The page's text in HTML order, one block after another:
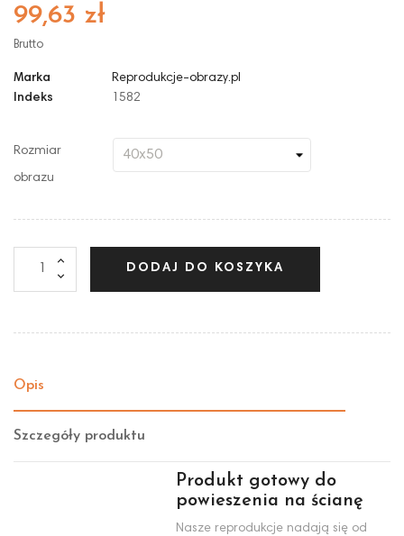
99,63 zł
Brutto
Marka
Reprodukcje-obrazy.pl
Indeks
1582
Rozmiar
obrazu
DODAJ DO KOSZYKA
Opis
Szczegóły produktu
Produkt gotowy do
powieszenia na ścianę
Nasze reprodukcje nadają się od